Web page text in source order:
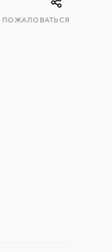
ПОЖАЛОВАТЬСЯ